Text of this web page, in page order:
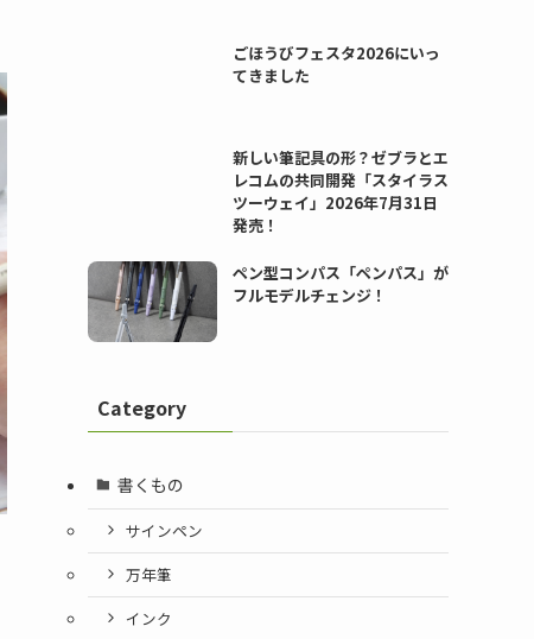
ごほうびフェスタ2026にいっ
てきました
新しい筆記具の形？ゼブラとエ
レコムの共同開発「スタイラス
ツーウェイ」2026年7月31日
発売！
ペン型コンパス「ペンパス」が
フルモデルチェンジ！
Category
書くもの
サインペン
万年筆
インク